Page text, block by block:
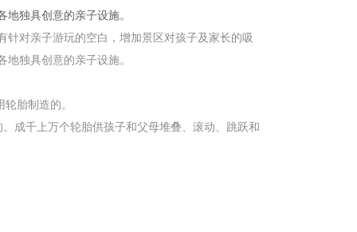
独具创意的亲子设施。
对亲子游玩的空白，增加景区对孩子及家长的吸
独具创意的亲子设施。
胎制造的。
成千上万个轮胎供孩子和父母堆叠、滚动、跳跃和